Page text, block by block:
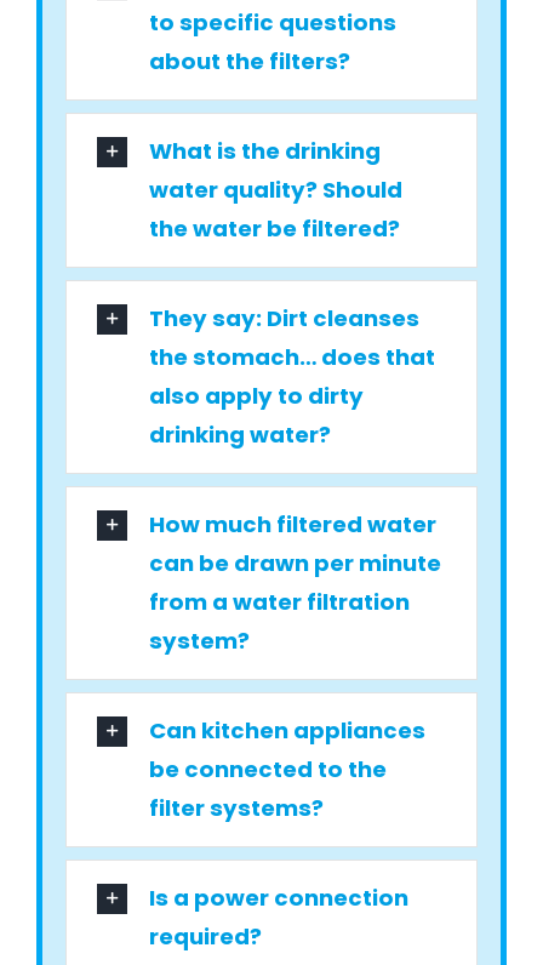
to specific questions
about the filters?
What is the drinking
water quality? Should
the water be filtered?
They say: Dirt cleanses
the stomach… does that
also apply to dirty
drinking water?
How much filtered water
can be drawn per minute
from a water filtration
system?
Can kitchen appliances
be connected to the
filter systems?
Is a power connection
required?